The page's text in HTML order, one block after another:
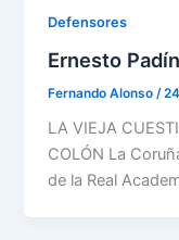
Defensores
Ernesto
Fernando Alonso /
LA VIEJA
COLÓN La
de la Real